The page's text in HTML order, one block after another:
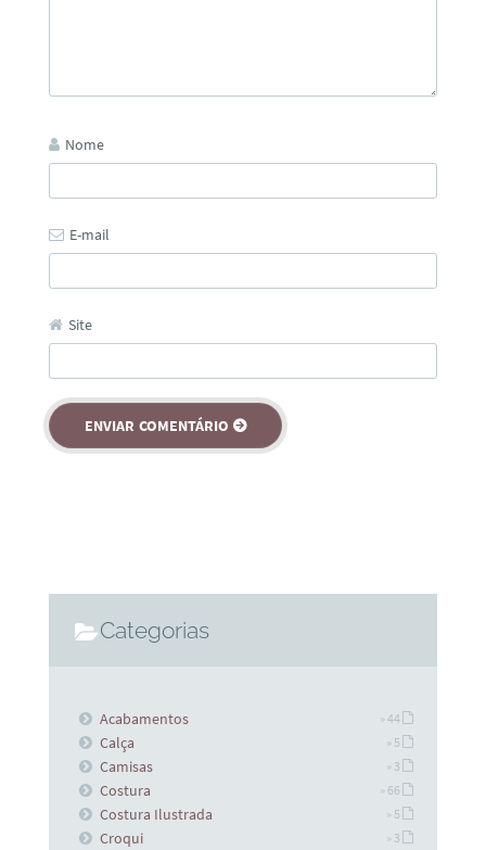
Nome
E-mail
Site
Categorias
Acabamentos » 44
Calça » 5
Camisas » 3
Costura » 66
Costura Ilustrada » 5
Croqui » 3